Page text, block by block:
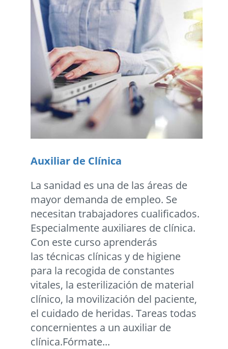
Auxiliar de Clínica
La sanidad es una de las áreas de
mayor demanda de empleo. Se
necesitan trabajadores cualificados.
Especialmente auxiliares de clínica.
Con este curso aprenderás
las técnicas clínicas y de higiene
para la recogida de constantes
vitales, la esterilización de material
clínico, la movilización del paciente,
el cuidado de heridas. Tareas todas
concernientes a un auxiliar de
clínica.Fórmate...